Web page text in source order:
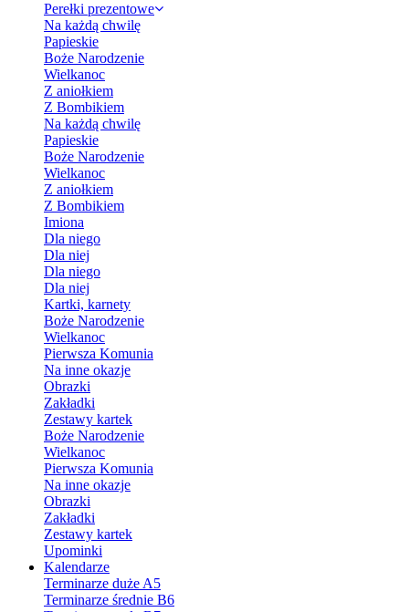
Perełki prezentowe
Na każdą chwilę
Papieskie
Boże Narodzenie
Wielkanoc
Z aniołkiem
Z Bombikiem
Na każdą chwilę
Papieskie
Boże Narodzenie
Wielkanoc
Z aniołkiem
Z Bombikiem
Imiona
Dla niego
Dla niej
Dla niego
Dla niej
Kartki, karnety
Boże Narodzenie
Wielkanoc
Pierwsza Komunia
Na inne okazje
Obrazki
Zakładki
Zestawy kartek
Boże Narodzenie
Wielkanoc
Pierwsza Komunia
Na inne okazje
Obrazki
Zakładki
Zestawy kartek
Upominki
Kalendarze
Terminarze duże A5
Terminarze średnie B6